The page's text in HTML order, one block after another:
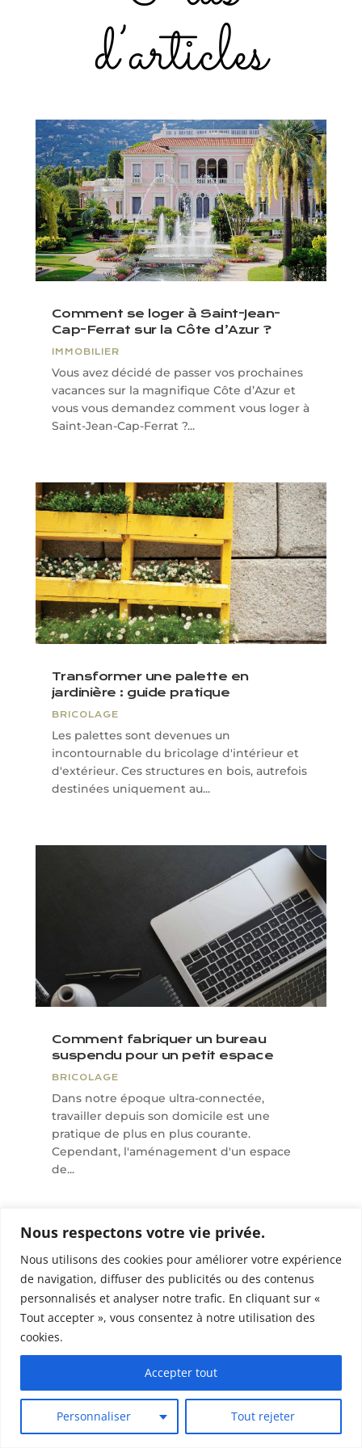
Nous respectons votre vie privée.
Nous utilisons des cookies pour améliorer votre expérience
de navigation, diffuser des publicités ou des contenus
personnalisés et analyser notre trafic. En cliquant sur «
Tout accepter », vous consentez à notre utilisation des
cookies.
Personnaliser Tout rejeter
Accepter tout
d’articles
Comment se loger à Saint-Jean-
Cap-Ferrat sur la Côte d’Azur ?
IMMOBILIER
Vous avez décidé de passer vos prochaines
vacances sur la magnifique Côte d’Azur et
vous vous demandez comment vous loger à
Saint-Jean-Cap-Ferrat ?...
Transformer une palette en
jardinière : guide pratique
BRICOLAGE
Les palettes sont devenues un
incontournable du bricolage d'intérieur et
d'extérieur. Ces structures en bois, autrefois
destinées uniquement au...
Comment fabriquer un bureau
suspendu pour un petit espace
BRICOLAGE
Dans notre époque ultra-connectée,
travailler depuis son domicile est une
pratique de plus en plus courante.
Cependant, l'aménagement d'un espace
de...
Tendances de peinture intérieure :
couleurs et conseils